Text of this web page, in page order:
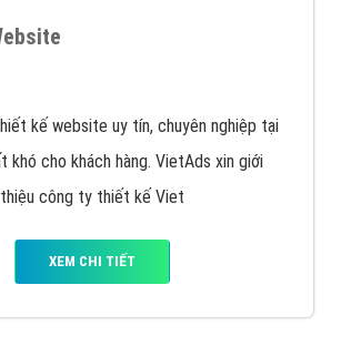
kế website uy tín, chuyên nghiệp tại
khó cho khách hàng. VietAds xin giới
thiệu công ty thiết kế Viet
XEM CHI TIẾT